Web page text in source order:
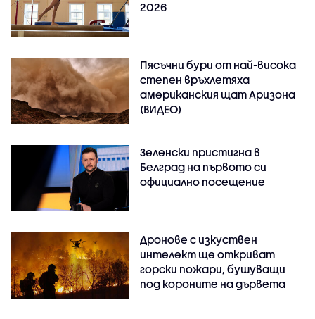
2026
Пясъчни бури от най-висока
степен връхлетяха
американския щат Аризона
(ВИДЕО)
Зеленски пристигна в
Белград на първото си
официално посещение
Дронове с изкуствен
интелект ще откриват
горски пожари, бушуващи
под короните на дървета